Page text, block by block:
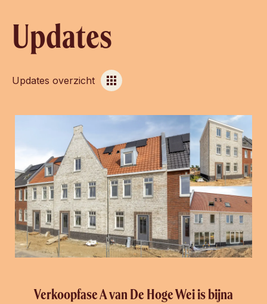
Updates
Updates overzicht
Verkoopfase A van De Hoge Wei is bijna